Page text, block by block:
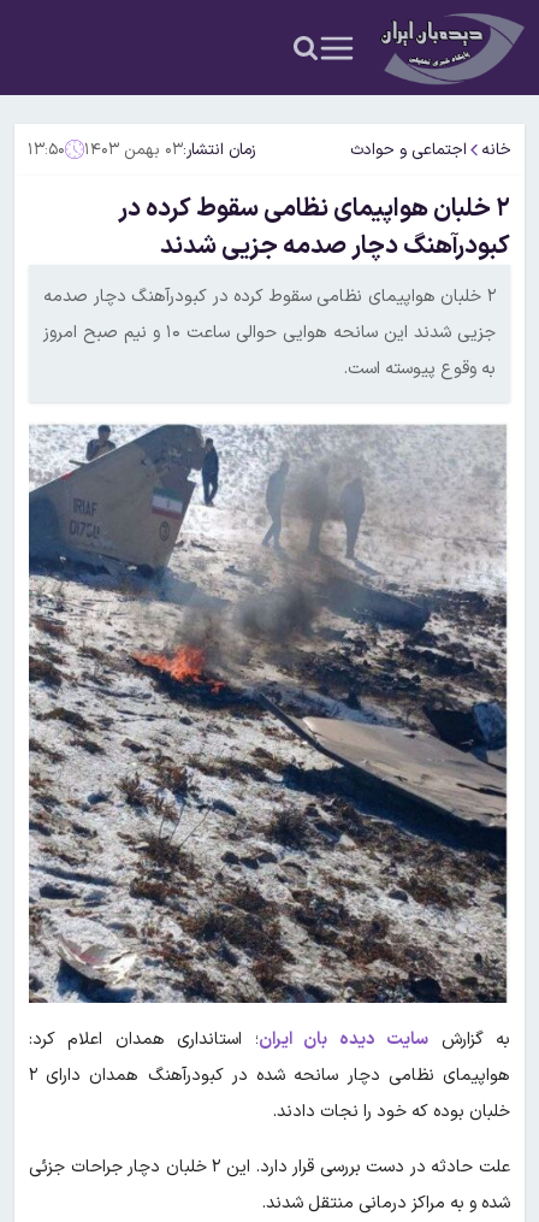
خانه اجتماعی و حوادث زمان انتشار:۰۳ بهمن ۱۴۰۳ ۱۳:۵۰
۲ خلبان هواپیمای نظامی سقوط کرده در
کبودرآهنگ دچار صدمه جزیی شدند
۲ خلبان هواپیمای نظامی سقوط کرده در کبودرآهنگ دچار صدمه
جزیی شدند این سانحه هوایی حوالی ساعت ۱۰ و نیم صبح امروز
به وقوع پیوسته است.
به گزارش سایت دیده بان ایران؛ استانداری همدان اعلام کرد:
هواپیمای نظامی دچار سانحه شده در کبودرآهنگ همدان دارای ۲
خلبان بوده که خود را نجات دادند.
علت حادثه در دست بررسی قرار دارد. این ۲ خلبان دچار جراحات جزئی
شده و به مراکز درمانی منتقل شدند.